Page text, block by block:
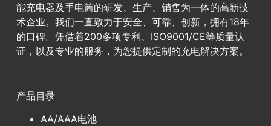
能充电器及手电筒的研发、生产、销售为一体的高新技
术企业。我们一直致力于安全、可靠、创新，拥有18年
的口碑。凭借着200多项专利、ISO9001/CE等质量认
证，以及专业的服务，为您提供定制的充电解决方案。
产品目录
AA/AAA电池